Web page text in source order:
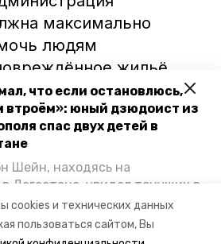
cookies и технических данных
пользоваться сайтом, Вы
что если остановлюсь,
втроём»: юный дзюдоист из
спас двух детей в
Шейн, находясь на
Дегестане, увидел тонущих в
и бросился на помощь. По
отважного мальчика
образования края и
максимально
людям
жильё.
пожары
пожар
мчс россии по ск
края